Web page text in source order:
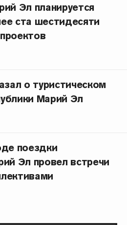
Эл планируется
ста шестидесяти
о туристическом
Марий Эл
поездки
Эл провел встречи